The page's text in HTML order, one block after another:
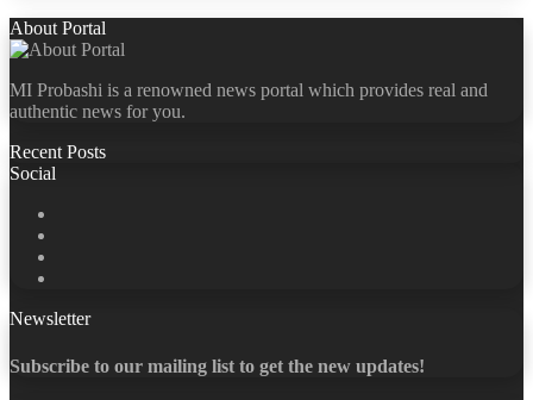
About Portal
MI Probashi is a renowned news portal which provides real and
authentic news for you.
Recent Posts
Social
Newsletter
Subscribe to our mailing list to get the new updates!